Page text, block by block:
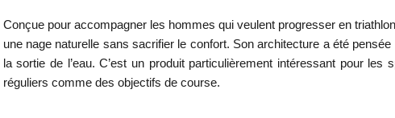
Conçue pour accompagner les hommes qui veulent progresser en
une nage naturelle sans sacrifier le confort. Son architecture a été
la sortie de l’eau. C’est un produit particulièrement intéressant pour les
réguliers comme des objectifs de course.